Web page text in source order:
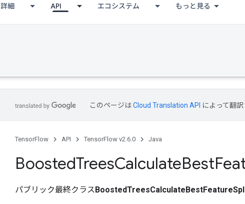
詳細 API エコシステム もっと見る
このページはCloud Translation API によって翻訳
TensorFlow API TensorFlow v2.6.0 Java
BoostedTreesCalculateBest
パブリック最終クラス